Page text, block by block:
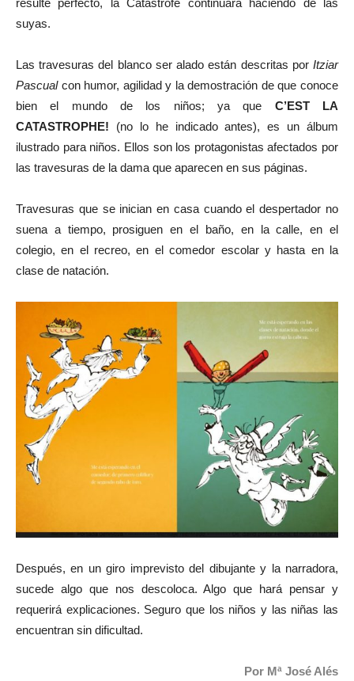
suyas.
Las travesuras del blanco ser alado están descritas por Itziar
Pascual con humor, agilidad y la demostración de que conoce
bien el mundo de los niños; ya que C’EST LA
CATASTROPHE! (no lo he indicado antes), es un álbum
ilustrado para niños. Ellos son los protagonistas afectados por
las travesuras de la dama que aparecen en sus páginas.
Travesuras que se inician en casa cuando el despertador no
suena a tiempo, prosiguen en el baño, en la calle, en el
colegio, en el recreo, en el comedor escolar y hasta en la
clase de natación.
Después, en un giro imprevisto del dibujante y la narradora,
sucede algo que nos descoloca. Algo que hará pensar y
requerirá explicaciones. Seguro que los niños y las niñas las
encuentran sin dificultad.
Por Mª José Alés